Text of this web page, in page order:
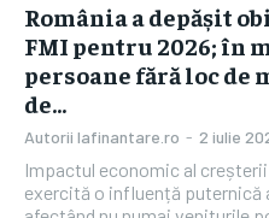
România a depășit
FMI pentru 2026; în
persoane fără loc de
de...
Autorii Iafinantare.ro - 2 iulie
Impactul economic al
exercită o influență puternică